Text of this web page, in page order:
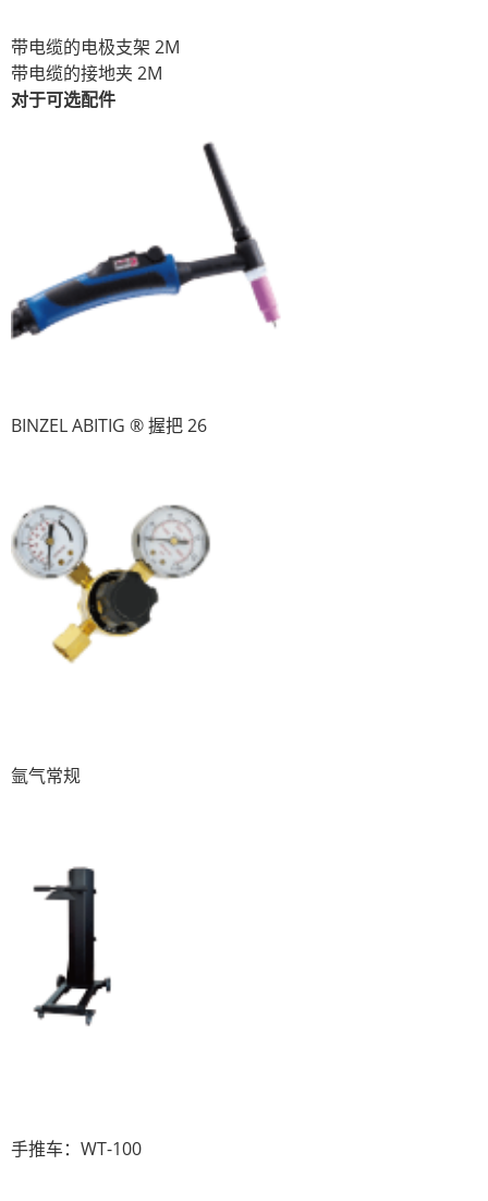
带电缆的电极支架 2M
带电缆的接地夹 2M
对于可选配件
BINZEL ABITIG ® 握把 26
氩气常规
手推车：WT-100